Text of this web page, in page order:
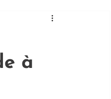
E FINANCEIRO
à